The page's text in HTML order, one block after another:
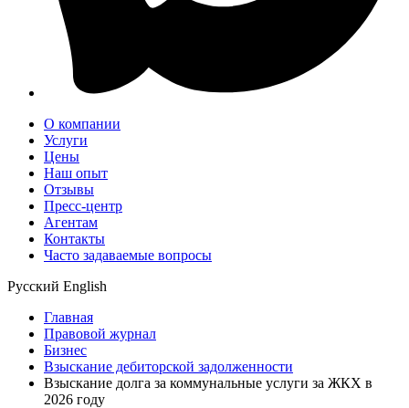
О компании
Услуги
Цены
Наш опыт
Отзывы
Пресс-центр
Агентам
Контакты
Часто задаваемые вопросы
Русский English
Главная
Правовой журнал
Бизнес
Взыскание дебиторской задолженности
Взыскание долга за коммунальные услуги за ЖКХ в
2026 году